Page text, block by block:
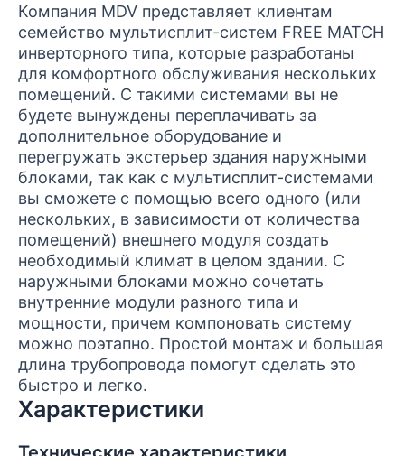
Компания MDV представляет клиентам
семейство мультисплит-систем FREE MATCH
инверторного типа, которые разработаны
для комфортного обслуживания нескольких
помещений. С такими системами вы не
будете вынуждены переплачивать за
дополнительное оборудование и
перегружать экстерьер здания наружными
блоками, так как с мультисплит-системами
вы сможете с помощью всего одного (или
нескольких, в зависимости от количества
помещений) внешнего модуля создать
необходимый климат в целом здании. С
наружными блоками можно сочетать
внутренние модули разного типа и
мощности, причем компоновать систему
можно поэтапно. Простой монтаж и большая
длина трубопровода помогут сделать это
быстро и легко.
Характеристики